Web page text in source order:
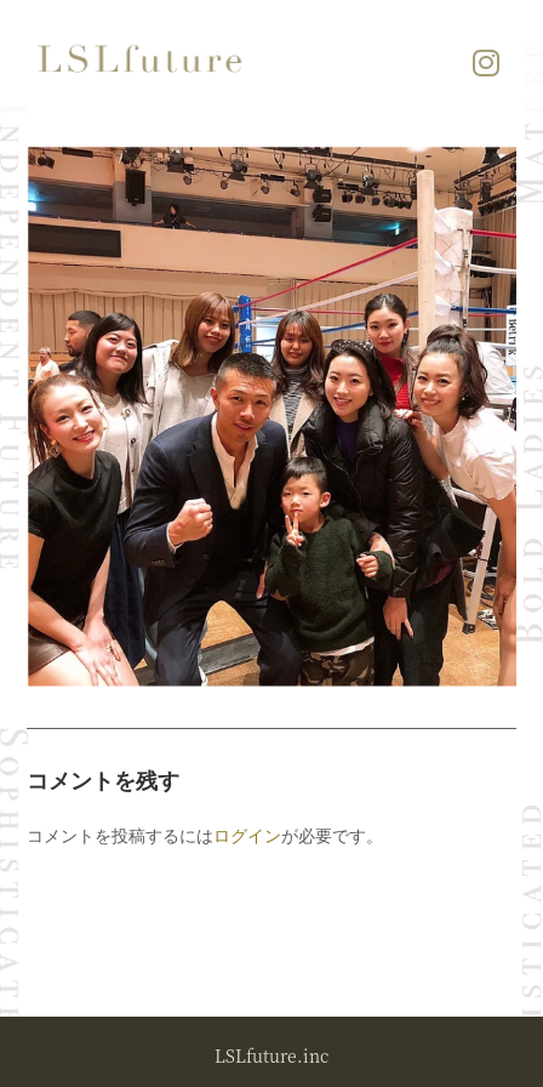
コメントを残す
コメントを投稿するにはログインが必要です。
LSLfuture.inc